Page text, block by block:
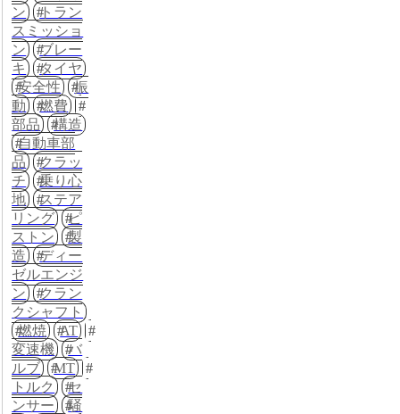
ン
トラン
スミッショ
ン
ブレー
キ
タイヤ
安全性
振
動
燃費
部品
構造
自動車部
品
クラッ
チ
乗り心
地
ステア
リング
ピ
ストン
製
造
ディー
ゼルエンジ
ン
クラン
クシャフト
燃焼
AT
変速機
バ
ルブ
MT
トルク
セ
ンサー
騒